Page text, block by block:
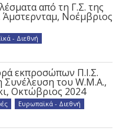
από τη Γ.Σ. της
Άμστερνταμ, Νοέμβριος
- Διεθνή
εκπροσώπων Π.Ι.Σ.
Συνέλευση του W.M.A.,
Οκτώβριος 2024
Ευρωπαϊκά - Διεθνή